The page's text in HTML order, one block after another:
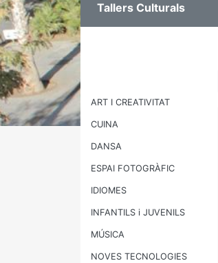
Tallers Culturals
ART I CREATIVITAT
CUINA
DANSA
ESPAI FOTOGRÀFIC
IDIOMES
INFANTILS i JUVENILS
MÚSICA
NOVES TECNOLOGIES